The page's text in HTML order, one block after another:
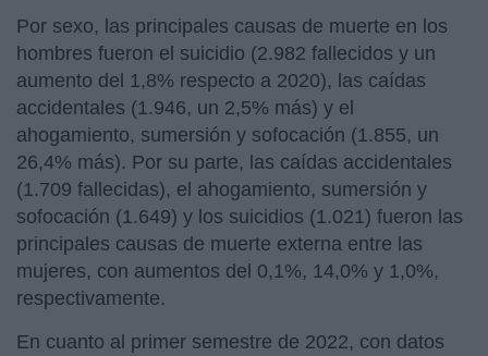
Por sexo, las principales causas de muerte en los
hombres fueron el suicidio (2.982 fallecidos y un
aumento del 1,8% respecto a 2020), las caídas
accidentales (1.946, un 2,5% más) y el
ahogamiento, sumersión y sofocación (1.855, un
26,4% más). Por su parte, las caídas accidentales
(1.709 fallecidas), el ahogamiento, sumersión y
sofocación (1.649) y los suicidios (1.021) fueron las
principales causas de muerte externa entre las
mujeres, con aumentos del 0,1%, 14,0% y 1,0%,
respectivamente.
En cuanto al primer semestre de 2022, con datos